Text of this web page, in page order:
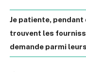
Je patiente, pendant
trouvent les
demande parmi